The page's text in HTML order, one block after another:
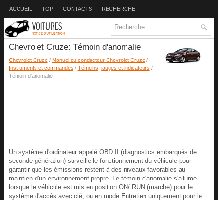
ACCUEIL TOP CONTACTS RECHERCHE
Chevrolet Cruze: Témoin d'anomalie
Chevrolet Cruze/ Manuel du conducteur Chevrolet Cruze/
Instruments et commandes / Témoins, jauges et indicateurs /
Témoin d'anomalie
Un système d'ordinateur appelé OBD II (diagnostics embarqués de
seconde génération) surveille le fonctionnement du véhicule pour
garantir que les émissions restent à des niveaux favorables au
maintien d'un environnement propre. Le témoin d'anomalie s'allume
lorsque le véhicule est mis en position ON/ RUN (marche) pour le
système d'accès avec clé, ou en mode Entretien uniquement pour le